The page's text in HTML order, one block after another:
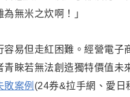
無米之炊啊！
」
容易但走紅困難 。經營電子
青睞若無法創造獨特價值未
敗案例 (24券&拉手網、愛日